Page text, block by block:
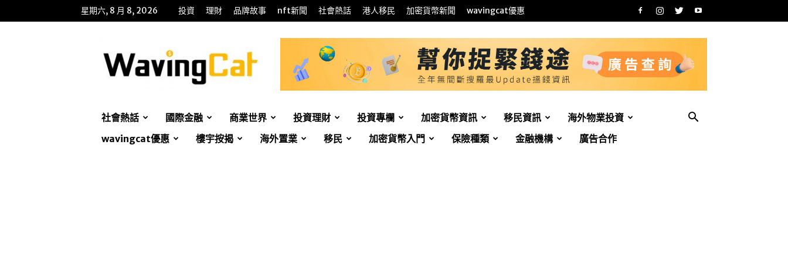
星期六, 8 月 8, 2026 投資 理財 品牌故事 nft新聞 社會熱話 港人移民 加密貨幣新聞 wavingcat優惠
招
財
貓
社會熱話 國際金融 商業世界 投資理財 投資專欄 加密貨幣資訊 移民資訊
海外物業投資
wavingcat優惠
樓宇按揭 海外置業 移民 加密貨幣入門 保險種類 金融機構 廣告合作